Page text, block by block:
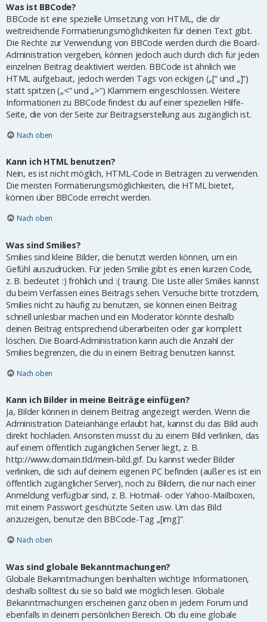
Was ist BBCode?
BBCode ist eine spezielle Umsetzung von HTML, die dir
weitreichende Formatierungsmöglichkeiten für deinen Text gibt.
Die Rechte zur Verwendung von BBCode werden durch die Board-
Administration vergeben, können jedoch auch durch dich für jeden
einzelnen Beitrag deaktiviert werden. BBCode ist ähnlich wie
HTML aufgebaut, jedoch werden Tags von eckigen („[“ und „]“)
statt spitzen („<“ und „>“) Klammern eingeschlossen. Weitere
Informationen zu BBCode findest du auf einer speziellen Hilfe-
Seite, die von der Seite zur Beitragserstellung aus zugänglich ist.
Nach oben
Kann ich HTML benutzen?
Nein, es ist nicht möglich, HTML-Code in Beiträgen zu verwenden.
Die meisten Formatierungsmöglichkeiten, die HTML bietet,
können über BBCode erreicht werden.
Nach oben
Was sind Smilies?
Smilies sind kleine Bilder, die benutzt werden können, um ein
Gefühl auszudrücken. Für jeden Smilie gibt es einen kurzen Code,
z. B. bedeutet :) fröhlich und :( traurig. Die Liste aller Smilies kannst
du beim Verfassen eines Beitrags sehen. Versuche bitte trotzdem,
Smilies nicht zu häufig zu benutzen, sie können einen Beitrag
schnell unlesbar machen und ein Moderator könnte deshalb
deinen Beitrag entsprechend überarbeiten oder gar komplett
löschen. Die Board-Administration kann auch die Anzahl der
Smilies begrenzen, die du in einem Beitrag benutzen kannst.
Nach oben
Kann ich Bilder in meine Beiträge einfügen?
Ja, Bilder können in deinem Beitrag angezeigt werden. Wenn die
Administration Dateianhänge erlaubt hat, kannst du das Bild auch
direkt hochladen. Ansonsten musst du zu einem Bild verlinken, das
auf einem öffentlich zugänglichen Server liegt, z. B.
http://www.domain.tld/mein-bild.gif. Du kannst weder Bilder
verlinken, die sich auf deinem eigenen PC befinden (außer es ist ein
öffentlich zugänglicher Server), noch zu Bildern, die nur nach einer
Anmeldung verfügbar sind, z. B. Hotmail- oder Yahoo-Mailboxen,
mit einem Passwort geschützte Seiten usw. Um das Bild
anzuzeigen, benutze den BBCode-Tag „[img]“.
Nach oben
Was sind globale Bekanntmachungen?
Globale Bekanntmachungen beinhalten wichtige Informationen,
deshalb solltest du sie so bald wie möglich lesen. Globale
Bekanntmachungen erscheinen ganz oben in jedem Forum und
ebenfalls in deinem persönlichen Bereich. Ob du eine globale